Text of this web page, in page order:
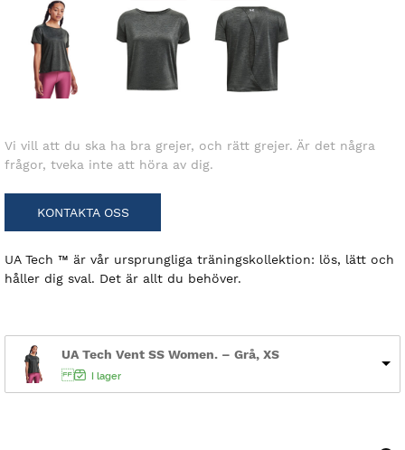
Vi vill att du ska ha bra grejer, och rätt grejer. Är det några
frågor, tveka inte att höra av dig.
KONTAKTA OSS
UA Tech ™ är vår ursprungliga träningskollektion: lös, lätt och
håller dig sval. Det är allt du behöver.
UA Tech Vent SS Women. – Grå, XS
I lager